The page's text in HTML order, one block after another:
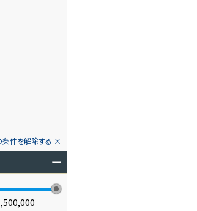
条件を解除する
ー